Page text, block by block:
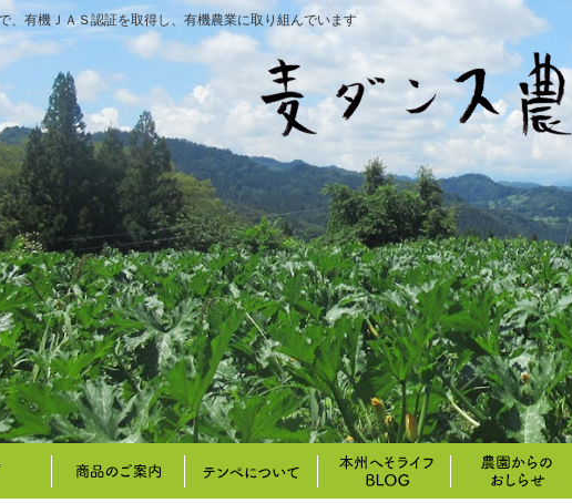
、有機ＪＡＳ認証を取得し、有機農業に取り組んでいます